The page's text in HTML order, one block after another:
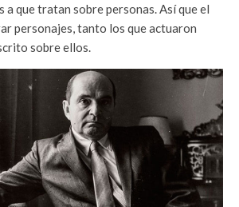
a que tratan sobre personas. Así que el
personajes, tanto los que actuaron
sobre ellos.